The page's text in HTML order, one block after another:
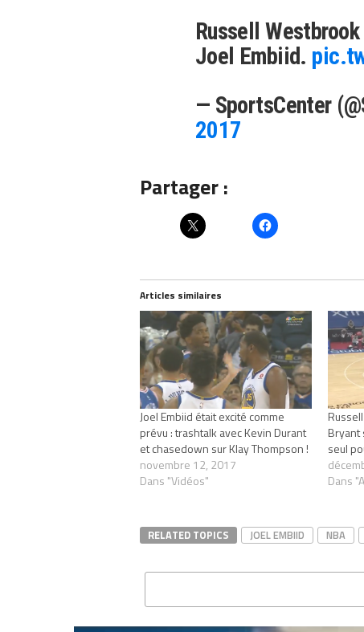
Russell
Joel Embiid.
— SportsCenter
2017
Partager :
Articles similaires
Joel Embiid était excité comme
prévu : trashtalk avec Kevin Durant
et chasedown sur Klay Thompson !
novembre 12, 2017
Dans "Vidéos"
Bryant
seul
Dans
RELATED TOPICS JOEL EMBIID NBA